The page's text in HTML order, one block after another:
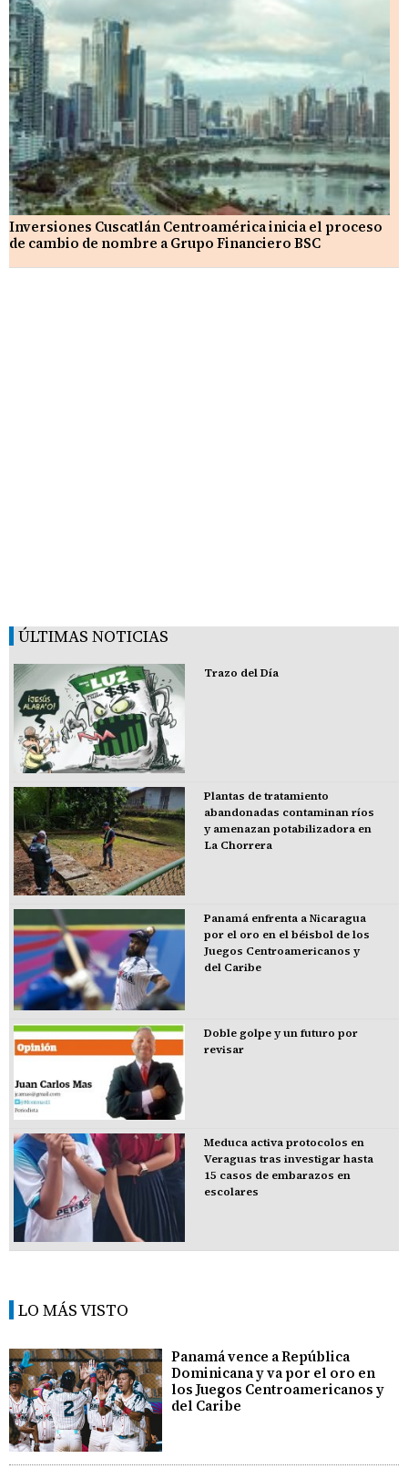
Inversiones Cuscatlán Centroamérica inicia el proceso
de cambio de nombre a Grupo Financiero BSC
ÚLTIMAS NOTICIAS
Trazo del Día
Plantas de tratamiento
abandonadas contaminan ríos
y amenazan potabilizadora en
La Chorrera
Panamá enfrenta a Nicaragua
por el oro en el béisbol de los
Juegos Centroamericanos y
del Caribe
Doble golpe y un futuro por
revisar
Meduca activa protocolos en
Veraguas tras investigar hasta
15 casos de embarazos en
escolares
LO MÁS VISTO
Panamá vence a República
Dominicana y va por el oro en
los Juegos Centroamericanos y
del Caribe